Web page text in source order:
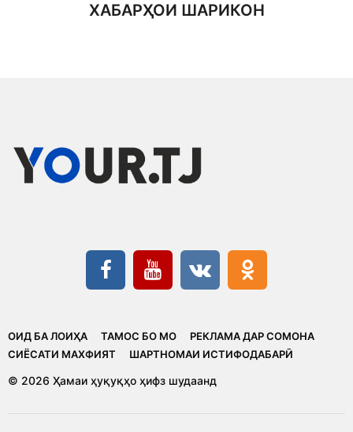
ХАБАРҲОИ ШАРИКОН
ОИД БА ЛОИҲА ТАМОС БО МО
РЕКЛАМА ДАР СОМОНА
CИЁСАТИ МАХФИЯТ
ШАРТНОМАИ ИСТИФОДАБАРӢ
© 2026 Ҳамаи ҳуқуқҳо ҳифз шудаанд